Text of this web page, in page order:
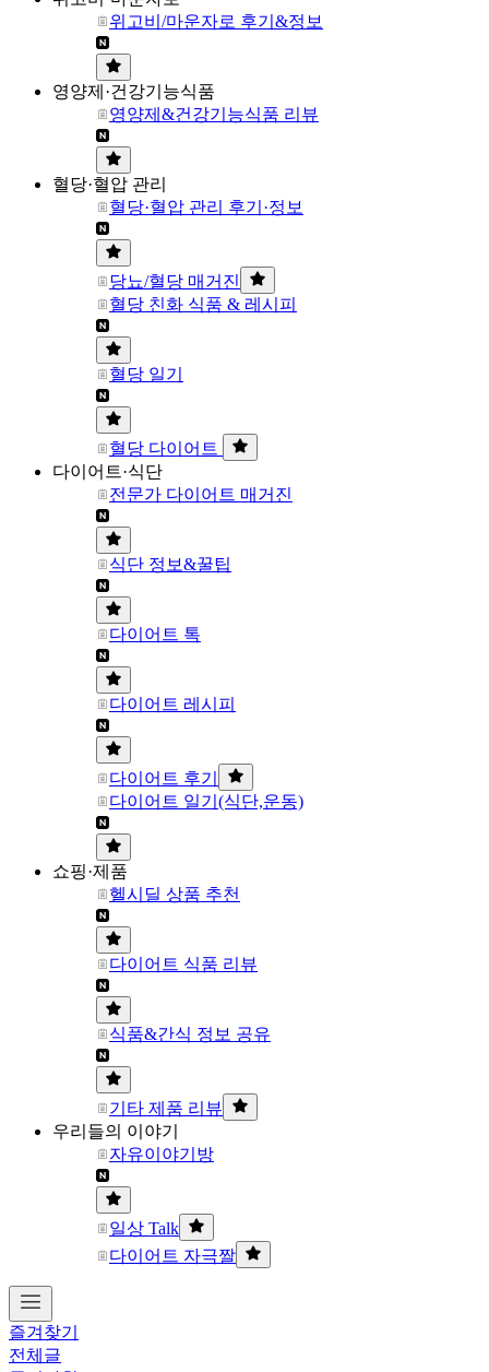
위고비/마운자로 후기&정보
영양제·건강기능식품
영양제&건강기능식품 리뷰
혈당·혈압 관리
혈당·혈압 관리 후기·정보
당뇨/혈당 매거진
혈당 친화 식품 & 레시피
혈당 일기
혈당 다이어트
다이어트·식단
전문가 다이어트 매거진
식단 정보&꿀팁
다이어트 톡
다이어트 레시피
다이어트 후기
다이어트 일기(식단,운동)
쇼핑·제품
헬시딜 상품 추천
다이어트 식품 리뷰
식품&간식 정보 공유
기타 제품 리뷰
우리들의 이야기
자유이야기방
일상 Talk
다이어트 자극짤
즐겨찾기
전체글